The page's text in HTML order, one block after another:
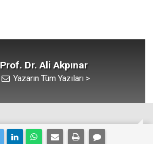
Prof. Dr. Ali Akpınar
Yazarın Tüm Yazıları >